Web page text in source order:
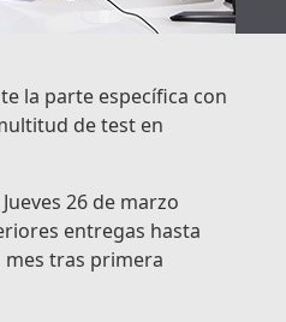
la parte específica con
de test en
26 de marzo
entregas hasta
tras primera